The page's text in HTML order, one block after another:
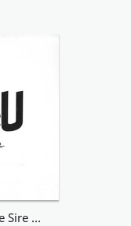
Johan et Pirlouit n° 8 « Le Sire de Montrésor », 1960.